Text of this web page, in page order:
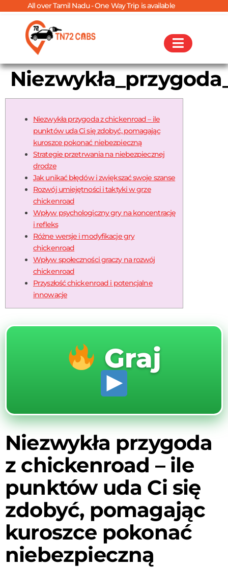
Tamil Nadu - One Way Trip is available
Niezwykła przygoda z chickenroad – ile
punktów uda Ci się zdobyć, pomagając
kuroszce pokonać niebezpieczną
Strategie przetrwania na niebezpiecznej
drodze
Jak unikać błędów i zwiększać swoje szanse
Rozwój umiejętności i taktyki w grze
chickenroad
Wpływ psychologiczny gry na koncentrację
i refleks
Różne wersje i modyfikacje gry
chickenroad
Wpływ społeczności graczy na rozwój
chickenroad
Przyszłość chickenroad i potencjalne
innowacje
Graj
Niezwykła przygoda
z chickenroad – ile
punktów uda Ci się
zdobyć, pomagając
kuroszce pokonać
niebezpieczną